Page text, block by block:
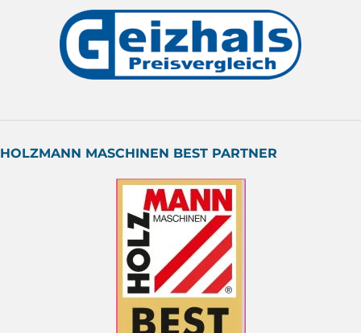
HOLZMANN MASCHINEN BEST PARTNER